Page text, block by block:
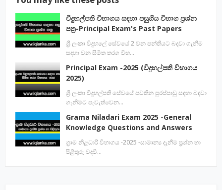
විදුහල්පති විභාගය සඳහා පසුගිය විභාග ප්‍රශ්න
පත්‍ර-Principal Exam's Past Papers
ශ්‍රී ලංකා විදුහලේ සේවයේ 2 වන පන්තියට බදවා ගැනීම
සදහා වන සීමිත තරග විභ…
Principal Exam -2025 (විදුහල්පති විභාගය
2025)
ශ්‍රී ලංකා විදුහල්පති සේවයේ පවතින පුරප්පාඩු සඳහා බඳවා
ගැනිමට පැවැත්වෙන…
Grama Niladari Exam 2025 -General
Knowledge Questions and Answers
ග්‍රාම නිළධාරි විභාගය -2025 -සාමාන්‍ය දැනීම ප්‍රශ්න හා
පිළිතුරු වදවී…